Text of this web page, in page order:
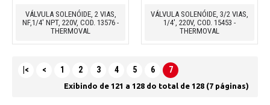
VÁLVULA SOLENÓIDE, 2 VIAS,
NF,1/4' NPT, 220V, COD. 13576 -
THERMOVAL
VÁLVULA SOLENÓIDE, 3/2 VIAS,
1/4', 220V, COD. 15453 -
THERMOVAL
|< < 1 2 3 4 5 6 7
Exibindo de 121 a 128 do total de 128 (7 páginas)